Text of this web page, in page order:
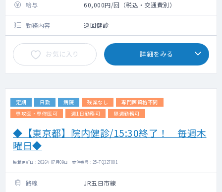
給与 60,000円/回（税込・交通費別）
勤務内容 巡回健診
お気に入り 詳細をみる
定期 日勤 病院 残業なし
専門医資格不問
専攻医・専修医可
週1日勤務可 隔週勤務可
◆【東京都】院内健診/15:30終了！ 毎週木
曜日◆
掲載更新日 : 2026年07月09日 案件番号 : 25-TQ327001
路線 JR五日市線